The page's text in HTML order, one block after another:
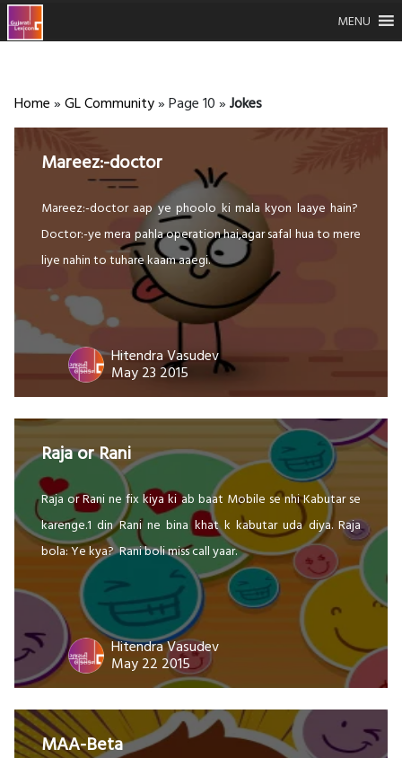
MENU
Home » GL Community» Page 10 » Jokes
Mareez:-doctor
Mareez:-doctor aap ye phoolo ki mala kyon laaye hain?
Doctor:-ye mera pahla operation hai,agar safal hua to mere
liye nahin to tuhare kaam aaegi.
Hitendra Vasudev
May 23 2015
Raja or Rani
Raja or Rani ne fix kiya ki ab baat Mobile se nhi Kabutar se
karenge.1 din Rani ne bina khat k kabutar uda diya. Raja
bola: Ye kya? Rani boli miss call yaar.
Hitendra Vasudev
May 22 2015
MAA-Beta